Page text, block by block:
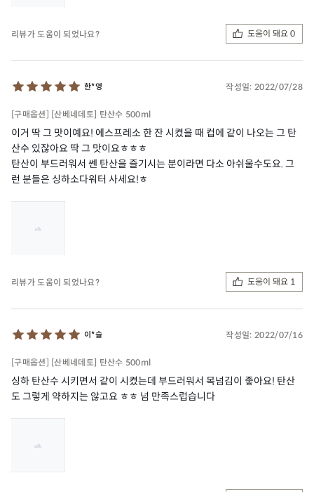
리뷰가 도움이 되었나요? 도움이 돼요 0
한*영 작성일: 2022/07/28
[구매옵션] [산베네데토] 탄산수 500ml
이거 딱 그 맛이예요! 에스프레소 한 잔 시켰을 때 컵에 같이 나오는 그 탄
산수 있잖아요 딱 그 맛이요ㅎㅎㅎ
탄산이 부드러워서 쎈 탄산을 즐기시는 분이라면 다소 아쉬울수도요. 그
런 분들은 싱하소다워터 사세요!ㅎ
리뷰가 도움이 되었나요? 도움이 돼요 1
이*슬 작성일: 2022/07/16
[구매옵션] [산베네데토] 탄산수 500ml
싱하 탄산수 시키면서 같이 시켰는데 부드러워서 목넘김이 좋아요! 탄산
도 그렇게 약하지는 않고요 ㅎㅎ 넘 만족스럽습니다